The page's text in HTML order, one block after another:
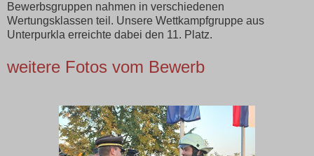
Bewerbsgruppen nahmen in verschiedenen
Wertungsklassen teil. Unsere Wettkampfgruppe aus
Unterpurkla erreichte dabei den 11. Platz.
weitere Fotos vom Bewerb